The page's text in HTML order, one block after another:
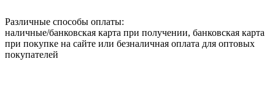
Различные способы оплаты:
наличные/банковская карта при получении, банковская карта
при покупке на сайте или безналичная оплата для оптовых
покупателей